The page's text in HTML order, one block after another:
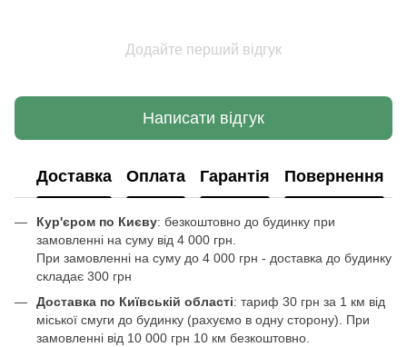
Додайте перший відгук
Написати відгук
Доставка Оплата Гарантія Повернення
Кур'єром по Києву: безкоштовно до будинку при
замовленні на суму від 4 000 грн.
При замовленні на суму до 4 000 грн - доставка до будинку
складає 300 грн
Доставка по Київській області: тариф 30 грн за 1 км від
міської смуги до будинку (рахуємо в одну сторону). При
замовленні від 10 000 грн 10 км безкоштовно.